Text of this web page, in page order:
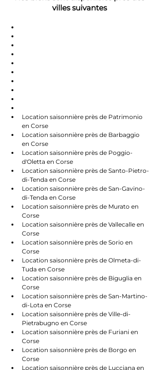
villes suivantes
Location saisonnière près de Patrimonio
en Corse
Location saisonnière près de Barbaggio
en Corse
Location saisonnière près de Poggio-
d'Oletta en Corse
Location saisonnière près de Santo-Pietro-
di-Tenda en Corse
Location saisonnière près de San-Gavino-
di-Tenda en Corse
Location saisonnière près de Murato en
Corse
Location saisonnière près de Vallecalle en
Corse
Location saisonnière près de Sorio en
Corse
Location saisonnière près de Olmeta-di-
Tuda en Corse
Location saisonnière près de Biguglia en
Corse
Location saisonnière près de San-Martino-
di-Lota en Corse
Location saisonnière près de Ville-di-
Pietrabugno en Corse
Location saisonnière près de Furiani en
Corse
Location saisonnière près de Borgo en
Corse
Location saisonnière près de Lucciana en